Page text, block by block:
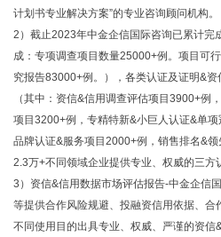
计划书专业解决方案”的专业咨询顾问机构。
2）截止2023年中金企信国际咨询已累计完
成：专项调查项目数量25000+例。项目可
究报告83000+例。），各类认证及证明&
（其中：资信&信用调查评估项目3900+例
项目3200+例，专精特新&小巨人认证&单
品牌认证&服务项目2000+例，销售排名&
2.3万+不同领域企业提供专业、权威的三方
3）资信&信用数据市场评估报告-中金企信
等提供合作风险规避、投融资信用依据、合
不同使用目的出具专业、权威、严谨的资